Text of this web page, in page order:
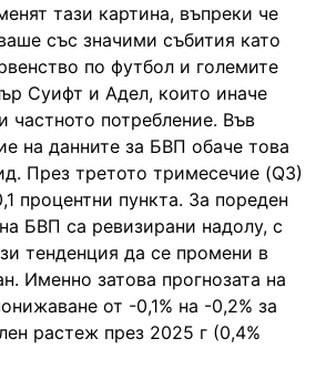
тази картина, въпреки че
със значими събития като
по футбол и големите
Суифт и Адел, които иначе
частното потребление. Във
на данните за БВП обаче това
През третото тримесечие (Q3)
процентни пункта. За пореден
БВП са ревизирани надолу, с
тенденция да се промени в
Именно затова прогнозата на
от -0,1% на -0,2% за
растеж през 2025 г (0,4%